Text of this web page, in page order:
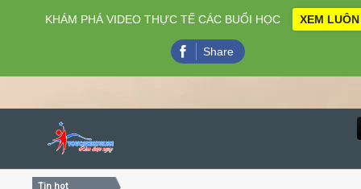
Tin hot
KHÁM PHÁ VIDEO THỰC TẾ CÁC BUỔI HỌC XEM LUÔN
Share